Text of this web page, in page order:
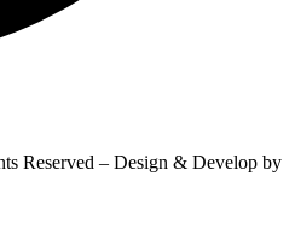
Reserved – Design & Develop by